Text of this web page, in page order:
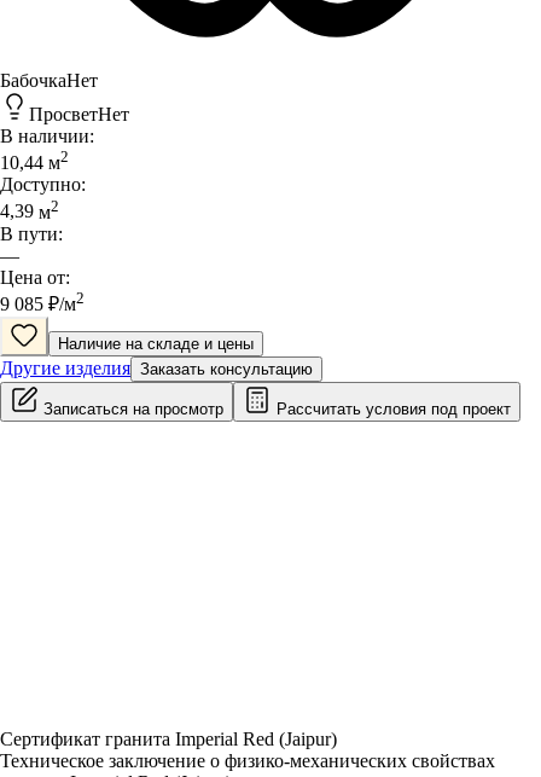
БабочкаНет
ПросветНет
В наличии:
10,44 м2
Доступно:
4,39 м2
В пути:
—
Цена от:
9 085 ₽/м2
Наличие на складе и цены
Другие изделия Заказать консультацию
Записаться на просмотр Рассчитать условия под проект
Сертификат гранита Imperial Red (Jaipur)
Техническое заключение о физико-механических свойствах